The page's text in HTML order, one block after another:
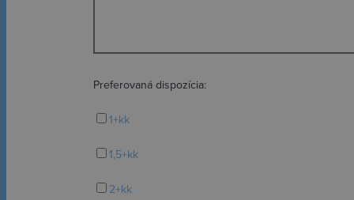
Preferovaná dispozícia:
1+kk
1,5+kk
2+kk